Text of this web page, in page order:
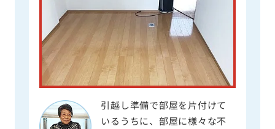
引越し準備で部屋を片付けて
いるうちに、部屋に様々な不